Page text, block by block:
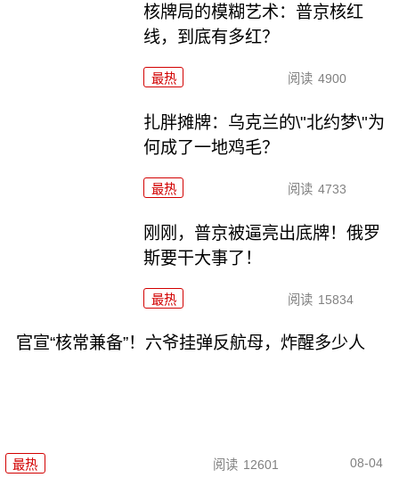
核牌局的模糊艺术：普京核红
线，到底有多红？
最热 阅读 4900
扎胖摊牌：乌克兰的\"北约梦\"为
何成了一地鸡毛？
最热 阅读 4733
刚刚，普京被逼亮出底牌！俄罗
斯要干大事了！
最热 阅读 15834
官宣“核常兼备”！六爷挂弹反航母，炸醒多少人
最热 阅读 12601 08-04